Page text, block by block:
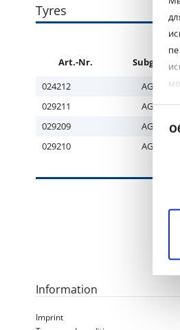
Выбор
Tyres
Art.-Nr. Subgroup
024212
AGRO
029211
AGRO
029209
AGRO
029210
AGRO
Information
Imprint